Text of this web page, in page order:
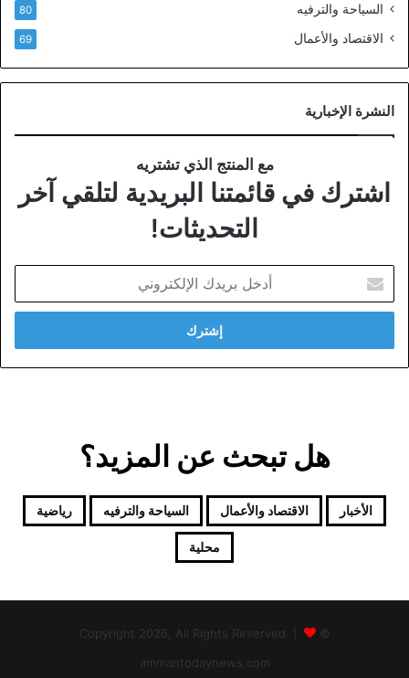
السياحة والترفيه 80
الاقتصاد والأعمال 69
النشرة الإخبارية
مع المنتج الذي تشتريه
اشترك في قائمتنا البريدية لتلقي آخر
التحديثات!
بريدك
الإلكتروني
هل تبحث عن المزيد؟
الأخبار الاقتصاد والأعمال السياحة والترفيه رياضية
محلية
© Copyright 2026, All Rights Reserved |
ammantodaynews.com